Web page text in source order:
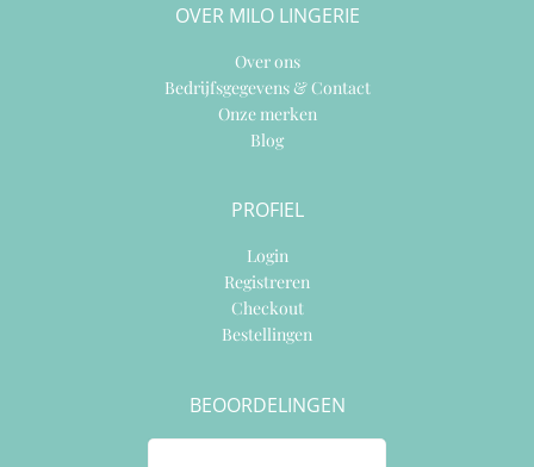
OVER MILO LINGERIE
Over ons
Bedrijfsgegevens & Contact
Onze merken
Blog
PROFIEL
Login
Registreren
Checkout
Bestellingen
BEOORDELINGEN